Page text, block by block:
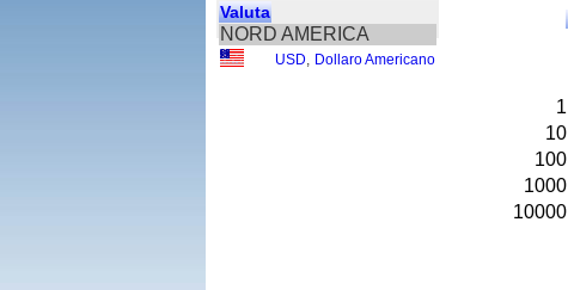
Valuta
NORD AMERICA
USD Dollaro Americano
1
10
100
1000
10000